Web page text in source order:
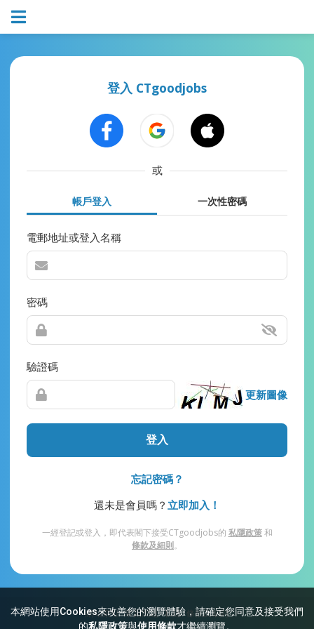
本網站使用Cookies來改善您的瀏覽體驗，請確定您同意及接受我們
的私隱政策與使用條款才繼續瀏覽。
登入 CTgoodjobs
或
帳戶登入 一次性密碼
電郵地址或登入名稱
密碼
驗證碼
更新圖像
登入
忘記密碼？
還未是會員嗎？ 立即加入！
一經登記或登入，即代表閣下接受CTgoodjobs的 私隱政策和
條款及細則。
網站索引 常見問題 私隱 條款及細則